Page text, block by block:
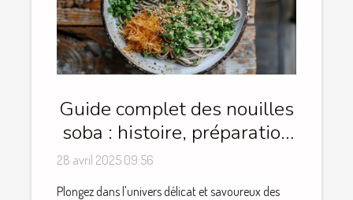
Guide complet des nouilles
soba : histoire, préparation
et recettes
28 avril 2025 09:56
Plongez dans l'univers délicat et savoureux des